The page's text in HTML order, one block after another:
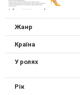
Жанр
Країна
У ролях
Рік